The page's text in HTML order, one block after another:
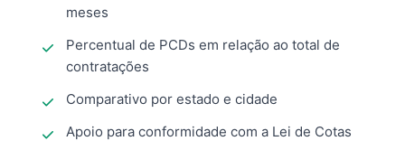
meses
Percentual de PCDs em relação ao total de
contratações
Comparativo por estado e cidade
Apoio para conformidade com a Lei de Cotas